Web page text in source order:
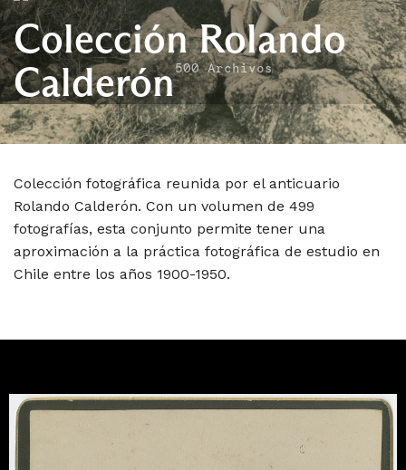
Colección Rolando
Calderón500 Archivos
Colección fotográfica reunida por el anticuario
Rolando Calderón. Con un volumen de 499
fotografías, esta conjunto permite tener una
aproximación a la práctica fotográfica de estudio en
Chile entre los años 1900-1950.